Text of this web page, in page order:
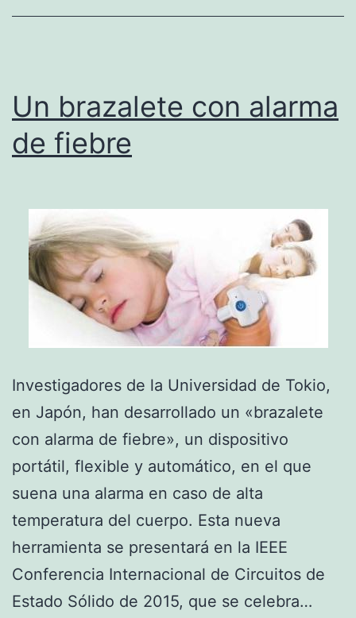
Un brazalete con alarma
de fiebre
Investigadores de la Universidad de Tokio,
en Japón, han desarrollado un «brazalete
con alarma de fiebre», un dispositivo
portátil, flexible y automático, en el que
suena una alarma en caso de alta
temperatura del cuerpo. Esta nueva
herramienta se presentará en la IEEE
Conferencia Internacional de Circuitos de
Estado Sólido de 2015, que se celebra…